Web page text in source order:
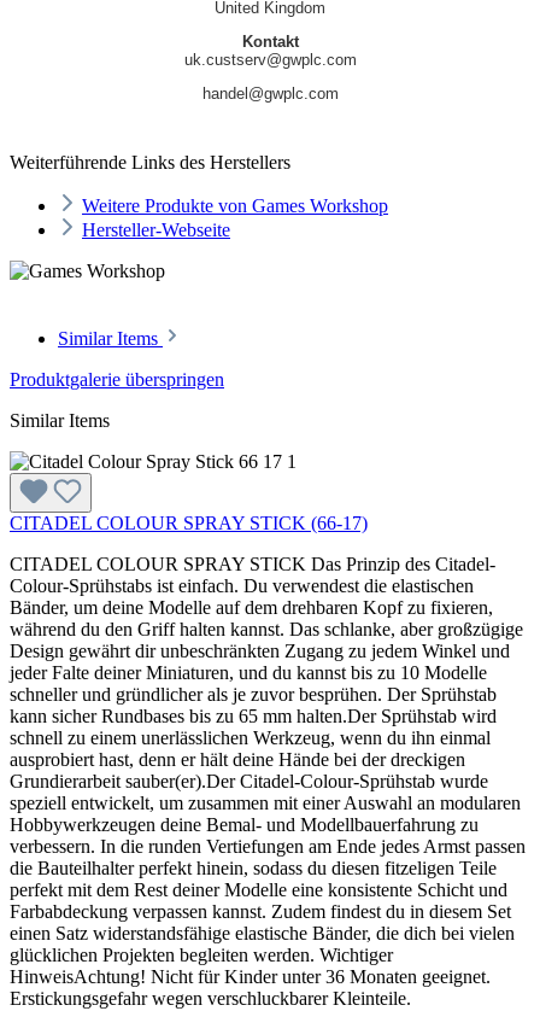
United Kingdom
Kontakt
uk.custserv@gwplc.com
handel@gwplc.com
Weiterführende Links des Herstellers
Weitere Produkte von Games Workshop
Hersteller-Webseite
Similar Items
Produktgalerie überspringen
Similar Items
CITADEL COLOUR SPRAY STICK (66-17)
CITADEL COLOUR SPRAY STICK Das Prinzip des Citadel-
Colour-Sprühstabs ist einfach. Du verwendest die elastischen
Bänder, um deine Modelle auf dem drehbaren Kopf zu fixieren,
während du den Griff halten kannst. Das schlanke, aber großzügige
Design gewährt dir unbeschränkten Zugang zu jedem Winkel und
jeder Falte deiner Miniaturen, und du kannst bis zu 10 Modelle
schneller und gründlicher als je zuvor besprühen. Der Sprühstab
kann sicher Rundbases bis zu 65 mm halten.Der Sprühstab wird
schnell zu einem unerlässlichen Werkzeug, wenn du ihn einmal
ausprobiert hast, denn er hält deine Hände bei der dreckigen
Grundierarbeit sauber(er).Der Citadel-Colour-Sprühstab wurde
speziell entwickelt, um zusammen mit einer Auswahl an modularen
Hobbywerkzeugen deine Bemal- und Modellbauerfahrung zu
verbessern. In die runden Vertiefungen am Ende jedes Armst passen
die Bauteilhalter perfekt hinein, sodass du diesen fitzeligen Teile
perfekt mit dem Rest deiner Modelle eine konsistente Schicht und
Farbabdeckung verpassen kannst. Zudem findest du in diesem Set
einen Satz widerstandsfähige elastische Bänder, die dich bei vielen
glücklichen Projekten begleiten werden. Wichtiger
HinweisAchtung! Nicht für Kinder unter 36 Monaten geeignet.
Erstickungsgefahr wegen verschluckbarer Kleinteile.